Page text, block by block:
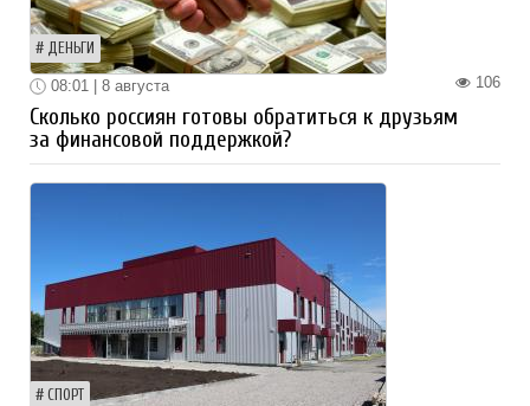
ДЕНЬГИ
106
08:01 | 8 августа
Сколько россиян готовы обратиться к друзьям
за финансовой поддержкой?
СПОРТ